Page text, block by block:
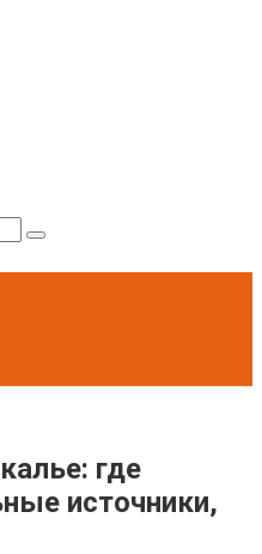
где
источники,